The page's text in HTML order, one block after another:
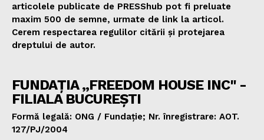
articolele publicate de PRESShub pot fi preluate
maxim 500 de semne, urmate de link la articol.
Cerem respectarea regulilor citării și protejarea
dreptului de autor.
FUNDAȚIA „FREEDOM HOUSE INC" -
FILIALA BUCUREȘTI
Formă legală: ONG / Fundație; Nr. înregistrare: AOT.
127/PJ/2004